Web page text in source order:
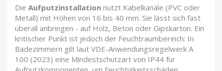
Die Aufputzinstallation nutzt Kabelkanäle (PVC oder
Metall) mit Höhen von 16 bis 40 mm. Sie lässt sich fast
überall anbringen - auf Holz, Beton oder Gipskarton. Ein
kritischer Punkt ist jedoch der Feuchtraumbereich: In
Badezimmern gilt laut VDE-Anwendungsregelwerk A
100 (2023) eine Mindestschutzart von IP44 für